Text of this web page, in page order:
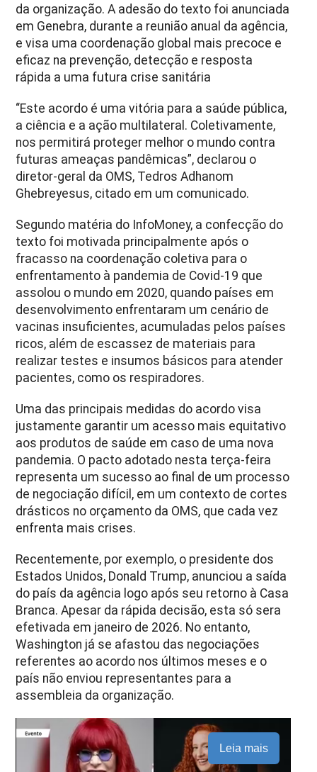
da organização. A adesão do texto foi anunciada
em Genebra, durante a reunião anual da agência,
e visa uma coordenação global mais precoce e
eficaz na prevenção, detecção e resposta
rápida a uma futura crise sanitária
“Este acordo é uma vitória para a saúde pública,
a ciência e a ação multilateral. Coletivamente,
nos permitirá proteger melhor o mundo contra
futuras ameaças pandêmicas”, declarou o
diretor-geral da OMS, Tedros Adhanom
Ghebreyesus, citado em um comunicado.
Segundo matéria do InfoMoney, a confecção do
texto foi motivada principalmente após o
fracasso na coordenação coletiva para o
enfrentamento à pandemia de Covid-19 que
assolou o mundo em 2020, quando países em
desenvolvimento enfrentaram um cenário de
vacinas insuficientes, acumuladas pelos países
ricos, além de escassez de materiais para
realizar testes e insumos básicos para atender
pacientes, como os respiradores.
Uma das principais medidas do acordo visa
justamente garantir um acesso mais equitativo
aos produtos de saúde em caso de uma nova
pandemia. O pacto adotado nesta terça-feira
representa um sucesso ao final de um processo
de negociação difícil, em um contexto de cortes
drásticos no orçamento da OMS, que cada vez
enfrenta mais crises.
Recentemente, por exemplo, o presidente dos
Estados Unidos, Donald Trump, anunciou a saída
do país da agência logo após seu retorno à Casa
Branca. Apesar da rápida decisão, esta só sera
efetivada em janeiro de 2026. No entanto,
Washington já se afastou das negociações
referentes ao acordo nos últimos meses e o
país não enviou representantes para a
assembleia da organização.
Leia mais